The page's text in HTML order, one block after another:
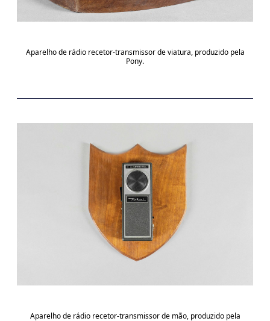
Aparelho de rádio recetor-transmissor de viatura, produzido pela
Pony.
Aparelho de rádio recetor-transmissor de mão, produzido pela